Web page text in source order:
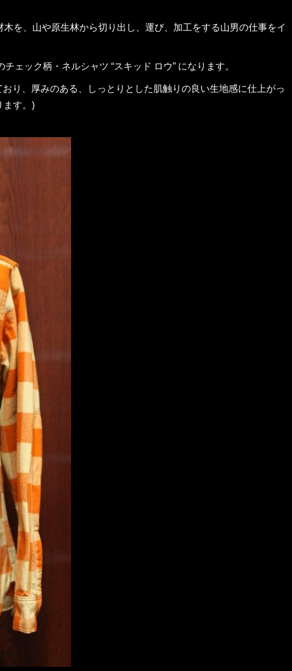
を、山や原生林から切り出し、運び、加工をする山男の仕事をイ
ェック柄・ネルシャツ “スキッド ロウ” になります。
り、厚みのある、しっとりとした肌触りの良い生地感に仕上がっ
ます。)